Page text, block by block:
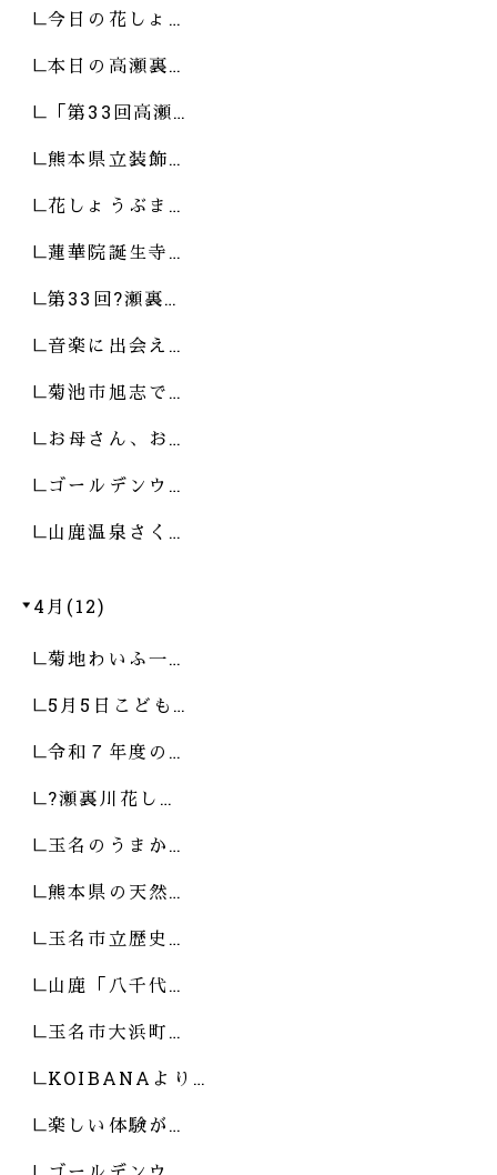
今日の花しょ…
本日の高瀬裏…
「第33回高瀬…
熊本県立装飾…
花しょうぶま…
蓮華院誕生寺…
第33回?瀬裏…
音楽に出会え…
菊池市旭志で…
お母さん、お…
ゴールデンウ…
山鹿温泉さく…
4月(12)
菊地わいふ一…
5月5日こども…
令和７年度の…
?瀬裏川花し…
玉名のうまか…
熊本県の天然…
玉名市立歴史…
山鹿「八千代…
玉名市大浜町…
KOIBANAより…
楽しい体験が…